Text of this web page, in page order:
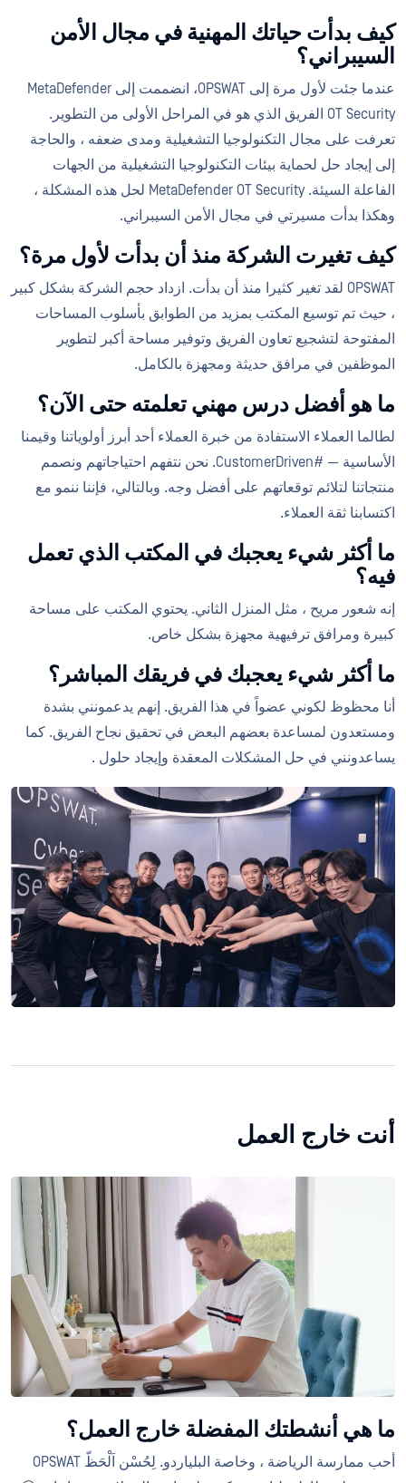
كيف بدأت حياتك المهنية في مجال الأمن
السيبراني؟
عندما جئت لأول مرة إلى OPSWAT، انضممت إلى MetaDefender
OT Security الفريق الذي هو في المراحل الأولى من التطوير.
تعرفت على مجال التكنولوجيا التشغيلية ومدى ضعفه ، والحاجة
إلى إيجاد حل لحماية بيئات التكنولوجيا التشغيلية من الجهات
الفاعلة السيئة. MetaDefender OT Security لحل هذه المشكلة ،
وهكذا بدأت مسيرتي في مجال الأمن السيبراني.
كيف تغيرت الشركة منذ أن بدأت لأول مرة؟
OPSWAT لقد تغير كثيرا منذ أن بدأت. ازداد حجم الشركة بشكل كبير
، حيث تم توسيع المكتب بمزيد من الطوابق بأسلوب المساحات
المفتوحة لتشجيع تعاون الفريق وتوفير مساحة أكبر لتطوير
الموظفين في مرافق حديثة ومجهزة بالكامل.
ما هو أفضل درس مهني تعلمته حتى الآن؟
لطالما العملاء الاستفادة من خبرة العملاء أحد أبرز أولوياتنا وقيمنا
الأساسية — #CustomerDriven. نحن نتفهم احتياجاتهم ونصمم
منتجاتنا لتلائم توقعاتهم على أفضل وجه. وبالتالي، فإننا ننمو مع
اكتسابنا ثقة العملاء.
ما أكثر شيء يعجبك في المكتب الذي تعمل
فيه؟
إنه شعور مريح ، مثل المنزل الثاني. يحتوي المكتب على مساحة
كبيرة ومرافق ترفيهية مجهزة بشكل خاص.
ما أكثر شيء يعجبك في فريقك المباشر؟
أنا محظوظ لكوني عضواً في هذا الفريق. إنهم يدعمونني بشدة
ومستعدون لمساعدة بعضهم البعض في تحقيق نجاح الفريق. كما
يساعدونني في حل المشكلات المعقدة وإيجاد حلول .
أنت خارج العمل
ما هي أنشطتك المفضلة خارج العمل؟
أحب ممارسة الرياضة ، وخاصة البلياردو. لِحُسْن اَلْحَظّ OPSWAT